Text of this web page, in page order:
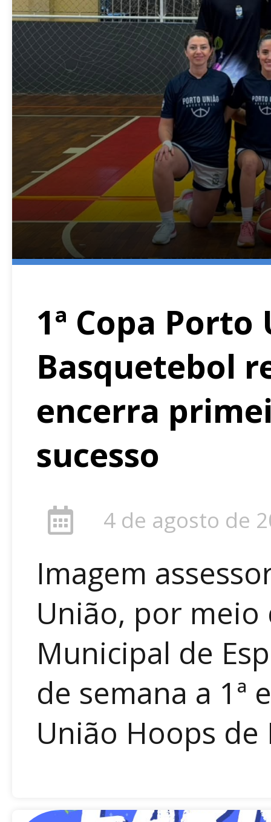
1ª Copa
Basquetebol
encerra
sucesso
4 de agosto de
Imagem
União, por
Municipal de
de semana a 1ª
União Hoops